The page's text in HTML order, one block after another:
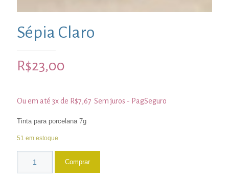
Sépia Claro
R$23,00
Ou em até 3x de R$7,67 Sem juros - PagSeguro
Tinta para porcelana 7g
51 em estoque
Comprar